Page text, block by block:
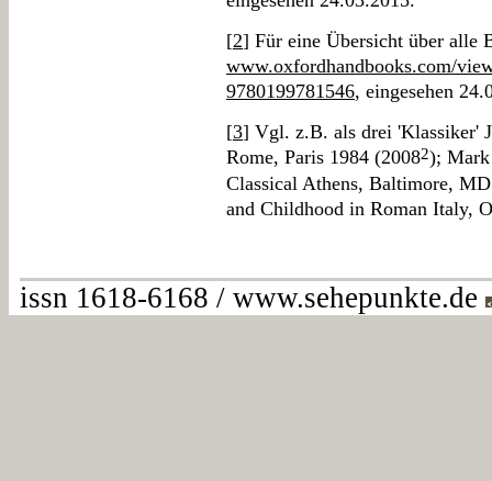
[2] Für eine Übersicht über alle
www.oxfordhandbooks.com/
9780199781546, eingesehen
[3] Vgl. z.B. als drei 'Klassiker'
Rome, Paris 1984 (20082);
Classical Athens, Baltimore,
and Childhood in Roman Italy,
issn 1618-6168 / www.sehepunkte.de